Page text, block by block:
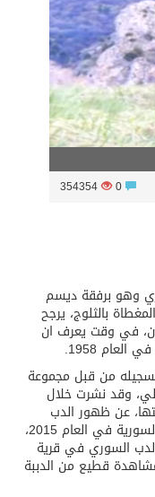
لشهر رمضان
354354
وهو برفقة ديسم
بالثلوج، يرجح
في وقت يعرف ان
1958.
من قبل مجموعة
وقد نشرت خلال
عن ظهور الدب
البني السوري في منطقة جرود القلمون السورية في العام 2015،
2004 عن ظهور الدب السوري في قرية
قطيع من الدببة